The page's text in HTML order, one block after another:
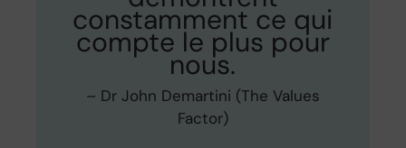
constamment ce qui
compte le plus pour
nous.
– Dr John Demartini (The Values
Factor)